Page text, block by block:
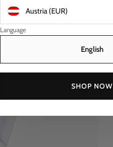
Language
English
SHOP NOW